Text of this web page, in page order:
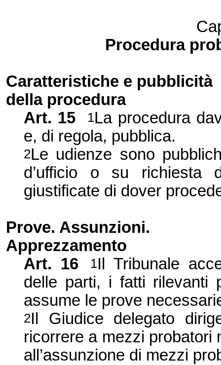
Procedura
Caratteristiche e pubblicità
della procedura
Art. 15 1La procedura
e, di regola, pubblica.
2Le udienze sono
d’ufficio o su richiesta
giustificate di dover
Prove. Assunzioni.
Apprezzamento
Art.
16 1Il Tribunale
delle parti, i fatti rilevanti
assume le prove
2Il Giudice delegato
ricorrere a mezzi probatori
all’assunzione di mezzi